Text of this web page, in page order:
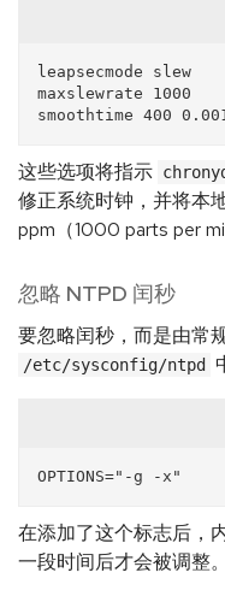
leapsecmode slew
maxslewrate 1000
这些选项将指示
修正系统时钟，并将本
ppm（1000 parts per
忽略 NTPD 闰秒
要忽略闰秒，而是由常
/etc/sysconfig/ntpd
在添加了这个标志后，
一段时间后才会被调整。